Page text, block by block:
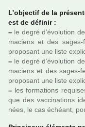
L’objec­tif de la
est de défi­nir :
– le degré d’évolution
ma­ciens et des
pro­po­sant une liste
– le degré d’évolution
ma­ciens et des sages-
pro­po­sant une liste
– les for­ma­tions
que des vac­ci­na­tions
nées, le cas échéant,